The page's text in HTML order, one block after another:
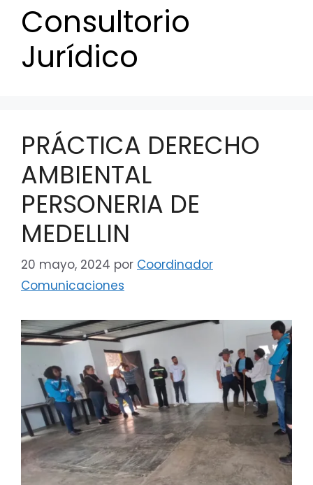
Consultorio
Jurídico
PRÁCTICA DERECHO
AMBIENTAL
PERSONERIA DE
MEDELLIN
20 mayo, 2024 por Coordinador
Comunicaciones